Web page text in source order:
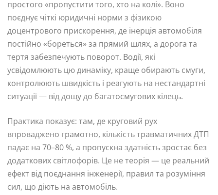
простого «пропустити того, хто на колі». Воно
поєднує чіткі юридичні норми з фізикою
доцентрового прискорення, де інерція автомобіля
постійно «бореться» за прямий шлях, а дорога та
тертя забезпечують поворот. Водії, які
усвідомлюють цю динаміку, краще обирають смуги,
контролюють швидкість і реагують на нестандартні
ситуації — від дощу до багатосмугових кілець.
Практика показує: там, де круговий рух
впроваджено грамотно, кількість травматичних ДТП
падає на 70–80 %, а пропускна здатність зростає без
додаткових світлофорів. Це не теорія — це реальний
ефект від поєднання інженерії, правил та розуміння
сил, що діють на автомобіль.